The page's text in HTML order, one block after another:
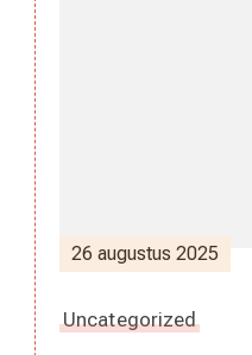
26 augustus 2025
Uncategorized